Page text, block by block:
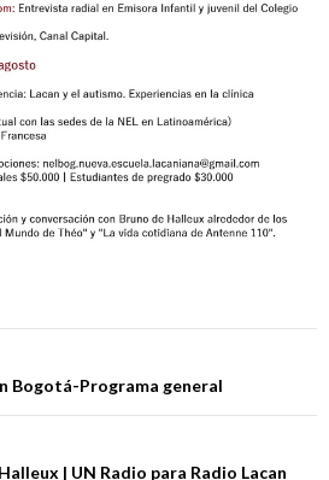
Bogotá-Programa general
| UN Radio para Radio Lacan